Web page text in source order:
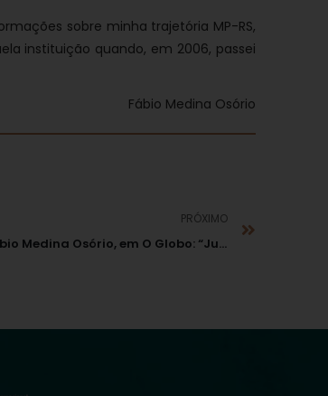
sobre minha trajetória MP-RS,
instituição quando, em 2006, passei
Fábio Medina Osório
PRÓXIMO
Fábio Medina Osório, em O Globo: “Jurisprudência e insegurança jurídica”